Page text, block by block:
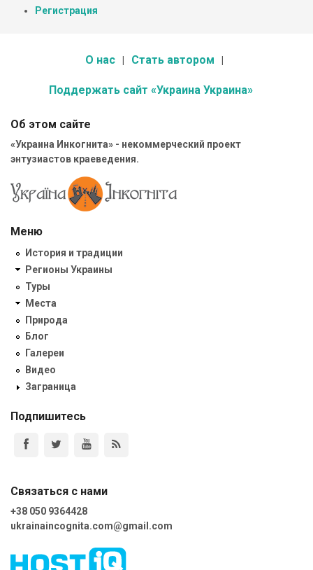
Регистрация
О нас Стать автором
Поддержать сайт «Украина Украина»
Об этом сайте
«Украина Инкогнита» - некоммерческий проект
энтузиастов краеведения.
Меню
История и традиции
Регионы Украины
Туры
Места
Природа
Блог
Галереи
Видео
Заграница
Подпишитесь
Связаться с нами
+38 050 9364428
ukrainaincognita.com@gmail.com